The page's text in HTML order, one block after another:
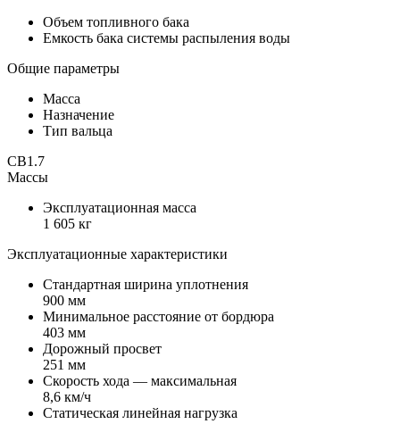
Объем топливного бака
Емкость бака системы распыления воды
Общие параметры
Масса
Назначение
Тип вальца
CB1.7
Массы
Эксплуатационная масса
1 605 кг
Эксплуатационные характеристики
Стандартная ширина уплотнения
900 мм
Минимальное расстояние от бордюра
403 мм
Дорожный просвет
251 мм
Скорость хода — максимальная
8,6 км/ч
Статическая линейная нагрузка